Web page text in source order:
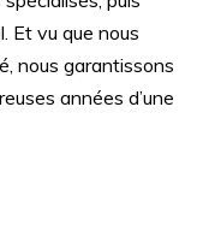
Et vu que nous
nous garantissons
années d’une